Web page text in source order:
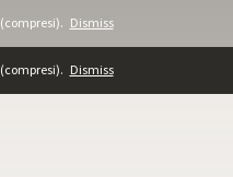
Dismiss
Dismiss